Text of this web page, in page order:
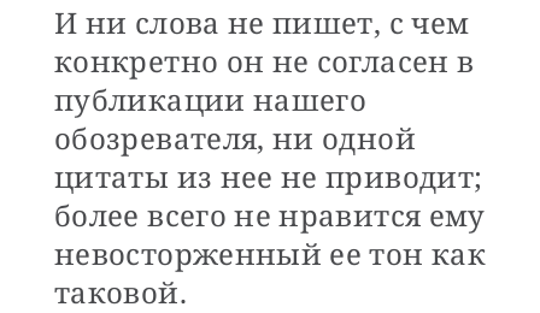
И ни слова не пишет, с чем
конкретно он не согласен в
публикации нашего
обозревателя, ни одной
цитаты из нее не приводит;
более всего не нравится ему
невосторженный ее тон как
таковой.